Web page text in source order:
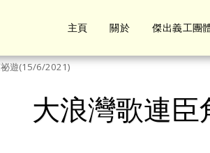
主頁 關於 傑出義工團
遊(15/6/2021)
大浪灣歌連